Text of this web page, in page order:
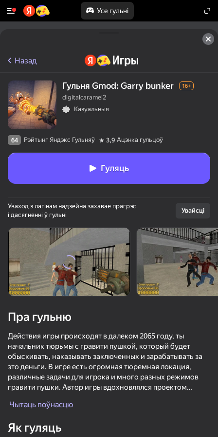
Усе гульні
Павярніце прыладу
Гульня працуе толькі ў гарызантальнай
арыентацыі
Назад
Гульня Gmod: Garry bunker 16+
digitalcaramel2
Казуальныя
64 Рэйтынг Яндэкс Гульняў 3,9 Ацэнка гульцоў
Гуляць
Уваход з лагінам надзейна захавае прагрэс
і дасягненні ў гульні
Увайсці
Пра гульню
Действия игры происходят в далеком 2065 году, ты
начальник тюрьмы с гравити пушкой, который будет
обыскивать, наказывать заключенных и зарабатывать за
это деньги. В игре есть огромная тюремная локация,
различные задачи для игрока и много разных режимов
гравити пушки. Автор игры вдохновлялся проектом
Чытаць поўнасцю
Як гуляць